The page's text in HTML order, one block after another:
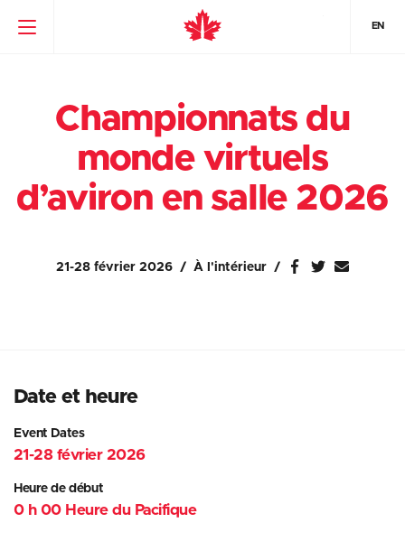
EN
Championnats du
monde virtuels
d’aviron en salle 2026
21-28 février 2026 À l'intérieur
Date et heure
Event Dates
21-28 février 2026
Heure de début
0 h 00 Heure du Pacifique